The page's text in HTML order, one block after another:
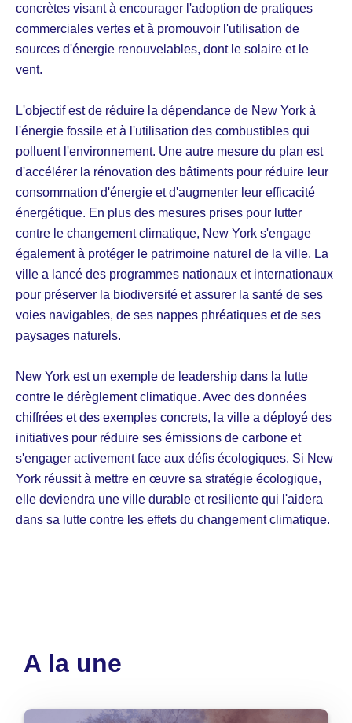
concrètes visant à encourager l'adoption de pratiques
commerciales vertes et à promouvoir l'utilisation de
sources d'énergie renouvelables, dont le solaire et le
vent.
L'objectif est de réduire la dépendance de New York à
l'énergie fossile et à l'utilisation des combustibles qui
polluent l'environnement. Une autre mesure du plan est
d'accélérer la rénovation des bâtiments pour réduire leur
consommation d'énergie et d'augmenter leur efficacité
énergétique. En plus des mesures prises pour lutter
contre le changement climatique, New York s'engage
également à protéger le patrimoine naturel de la ville. La
ville a lancé des programmes nationaux et internationaux
pour préserver la biodiversité et assurer la santé de ses
voies navigables, de ses nappes phréatiques et de ses
paysages naturels.
New York est un exemple de leadership dans la lutte
contre le dérèglement climatique. Avec des données
chiffrées et des exemples concrets, la ville a déployé des
initiatives pour réduire ses émissions de carbone et
s'engager activement face aux défis écologiques. Si New
York réussit à mettre en œuvre sa stratégie écologique,
elle deviendra une ville durable et resiliente qui l'aidera
dans sa lutte contre les effets du changement climatique.
A la une